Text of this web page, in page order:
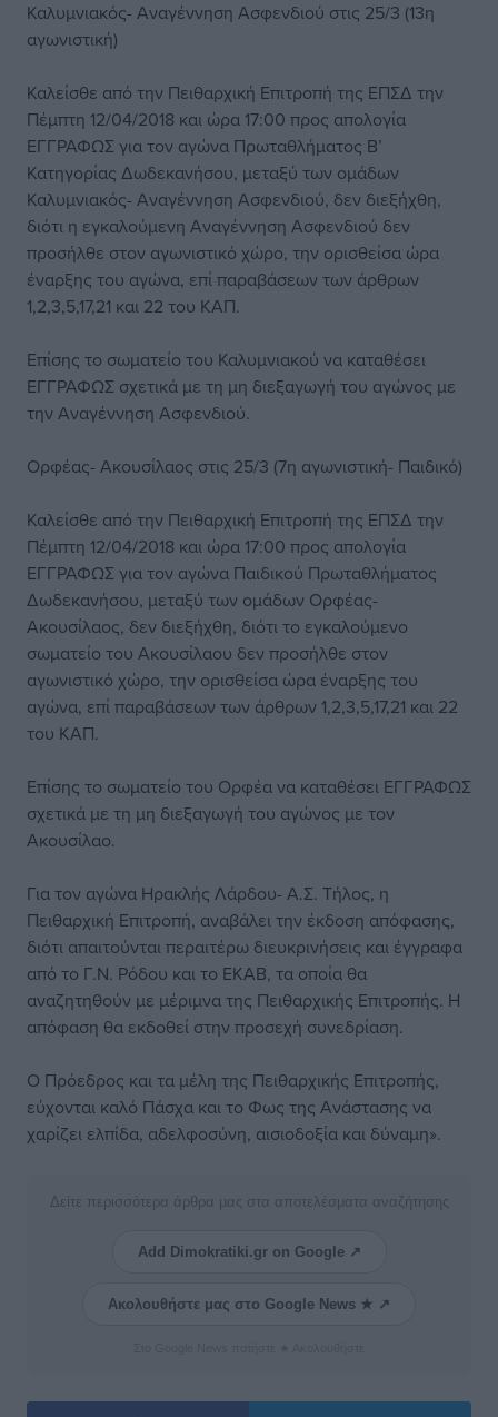
Καλυμνιακός- Αναγέννηση Ασφενδιού στις 25/3 (13η
αγωνιστική)
Καλείσθε από την Πειθαρχική Επιτροπή της ΕΠΣΔ την
Πέμπτη 12/04/2018 και ώρα 17:00 προς απολογία
ΕΓΓΡΑΦΩΣ για τον αγώνα Πρωταθλήματος Β’
Κατηγορίας Δωδεκανήσου, μεταξύ των ομάδων
Καλυμνιακός- Αναγέννηση Ασφενδιού, δεν διεξήχθη,
διότι η εγκαλούμενη Αναγέννηση Ασφενδιού δεν
προσήλθε στον αγωνιστικό χώρο, την ορισθείσα ώρα
έναρξης του αγώνα, επί παραβάσεων των άρθρων
1,2,3,5,17,21 και 22 του ΚΑΠ.
Επίσης το σωματείο του Καλυμνιακού να καταθέσει
ΕΓΓΡΑΦΩΣ σχετικά με τη μη διεξαγωγή του αγώνος με
την Αναγέννηση Ασφενδιού.
Ορφέας- Ακουσίλαος στις 25/3 (7η αγωνιστική- Παιδικό)
Καλείσθε από την Πειθαρχική Επιτροπή της ΕΠΣΔ την
Πέμπτη 12/04/2018 και ώρα 17:00 προς απολογία
ΕΓΓΡΑΦΩΣ για τον αγώνα Παιδικού Πρωταθλήματος
Δωδεκανήσου, μεταξύ των ομάδων Ορφέας-
Ακουσίλαος, δεν διεξήχθη, διότι το εγκαλούμενο
σωματείο του Ακουσίλαου δεν προσήλθε στον
αγωνιστικό χώρο, την ορισθείσα ώρα έναρξης του
αγώνα, επί παραβάσεων των άρθρων 1,2,3,5,17,21 και 22
του ΚΑΠ.
Επίσης το σωματείο του Ορφέα να καταθέσει ΕΓΓΡΑΦΩΣ
σχετικά με τη μη διεξαγωγή του αγώνος με τον
Ακουσίλαο.
Για τον αγώνα Ηρακλής Λάρδου- Α.Σ. Τήλος, η
Πειθαρχική Επιτροπή, αναβάλει την έκδοση απόφασης,
διότι απαιτούνται περαιτέρω διευκρινήσεις και έγγραφα
από το Γ.Ν. Ρόδου και το ΕΚΑΒ, τα οποία θα
αναζητηθούν με μέριμνα της Πειθαρχικής Επιτροπής. Η
απόφαση θα εκδοθεί στην προσεχή συνεδρίαση.
Ο Πρόεδρος και τα μέλη της Πειθαρχικής Επιτροπής,
εύχονται καλό Πάσχα και το Φως της Ανάστασης να
χαρίζει ελπίδα, αδελφοσύνη, αισιοδοξία και δύναμη».
Δείτε περισσότερα άρθρα μας στα αποτελέσματα αναζήτησης
Add Dimokratiki.gr on Google ↗
Ακολουθήστε μας στο Google News ★ ↗